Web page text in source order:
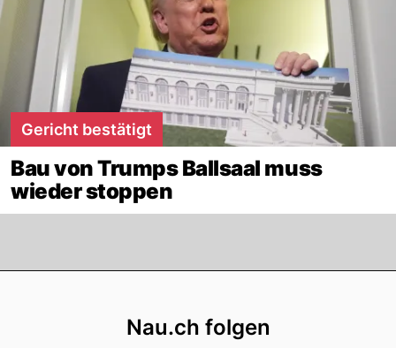
Gericht bestätigt
Bau von Trumps Ballsaal muss
wieder stoppen
Nau.ch folgen